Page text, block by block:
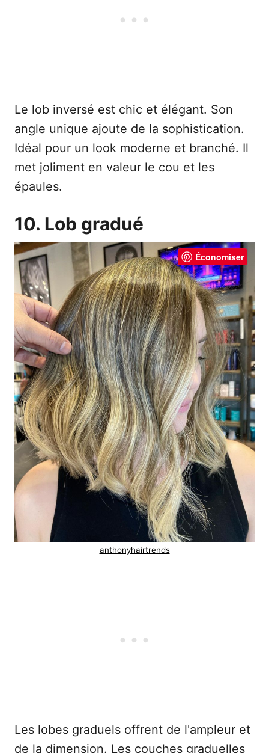
Le lob inversé est chic et élégant. Son
angle unique ajoute de la sophistication.
Idéal pour un look moderne et branché. Il
met joliment en valeur le cou et les
épaules.
10. Lob gradué
Économiser
anthonyhairtrends
Les lobes graduels offrent de l'ampleur et
de la dimension. Les couches graduelles